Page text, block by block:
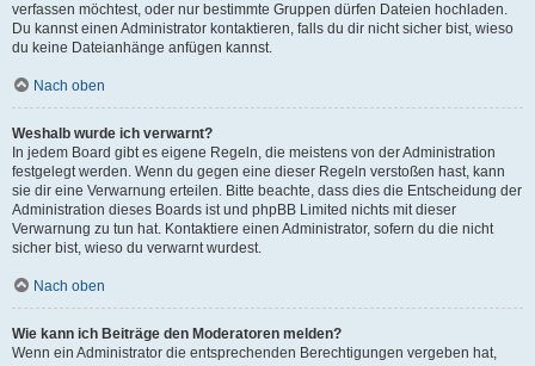
verfassen möchtest, oder nur bestimmte Gruppen dürfen Dateien hochladen.
Du kannst einen Administrator kontaktieren, falls du dir nicht sicher bist, wieso
du keine Dateianhänge anfügen kannst.
Nach oben
Weshalb wurde ich verwarnt?
In jedem Board gibt es eigene Regeln, die meistens von der Administration
festgelegt werden. Wenn du gegen eine dieser Regeln verstoßen hast, kann
sie dir eine Verwarnung erteilen. Bitte beachte, dass dies die Entscheidung der
Administration dieses Boards ist und phpBB Limited nichts mit dieser
Verwarnung zu tun hat. Kontaktiere einen Administrator, sofern du die nicht
sicher bist, wieso du verwarnt wurdest.
Nach oben
Wie kann ich Beiträge den Moderatoren melden?
Wenn ein Administrator die entsprechenden Berechtigungen vergeben hat,